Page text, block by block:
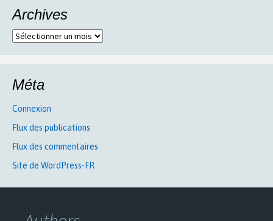
Archives
Archives
Méta
Connexion
Flux des publications
Flux des commentaires
Site de WordPress-FR